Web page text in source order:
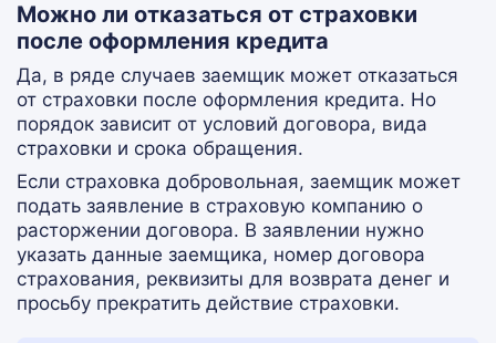
Можно ли отказаться от страховки
после оформления кредита
Да, в ряде случаев заемщик может отказаться
от страховки после оформления кредита. Но
порядок зависит от условий договора, вида
страховки и срока обращения.
Если страховка добровольная, заемщик может
подать заявление в страховую компанию о
расторжении договора. В заявлении нужно
указать данные заемщика, номер договора
страхования, реквизиты для возврата денег и
просьбу прекратить действие страховки.